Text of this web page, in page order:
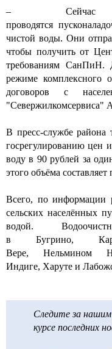
– Сейчас
проводятся
чистой воды. Они
чтобы получить от
требованиям СанПиН.
режиме комплексного
договоров с
"Севержилкомсервиса"
В пресс-службе района
госрегулированию цен
воду в 90 рублей за
этого объёма
Всего, по информации
сельских населённых
водой.
в Бугрино,
Вере, Нельмином
Индиге, Харуте и
Следите за нашим
курсе последних